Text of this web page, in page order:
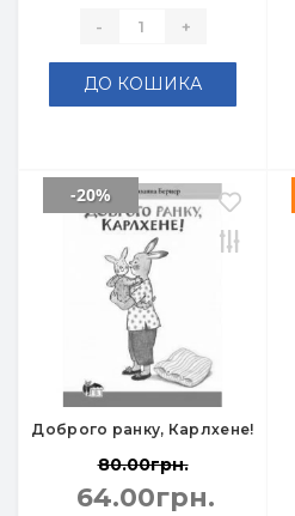
- +
ДО КОШИКА
Доброго ранку, Карлхене!
-20%
80.00грн.
64.00грн.